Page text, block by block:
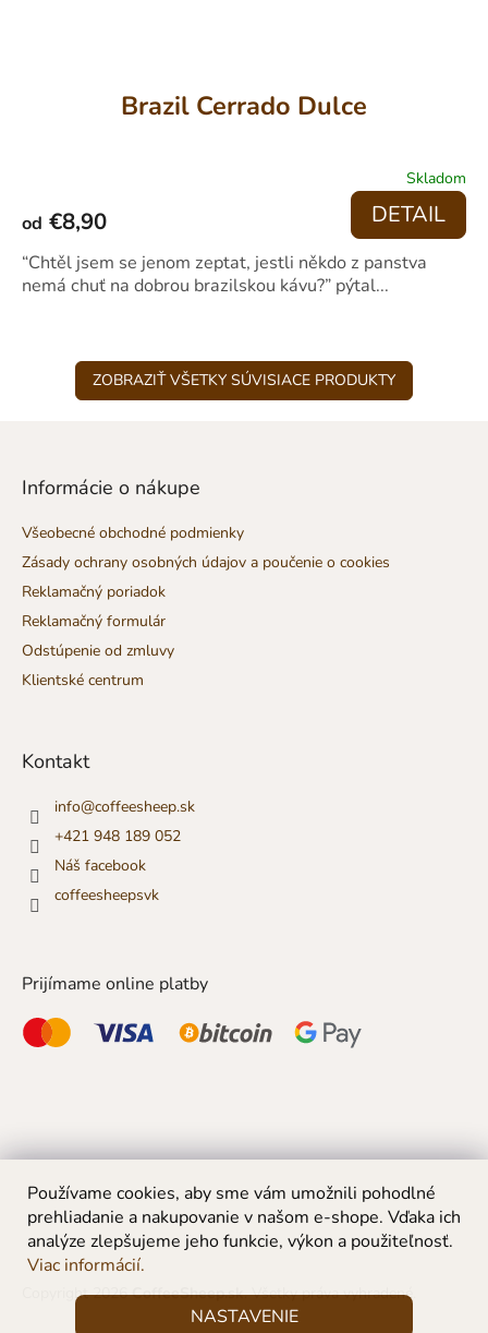
Používame cookies, aby sme vám umožnili pohodlné
prehliadanie a nakupovanie v našom e-shope. Vďaka ich
analýze zlepšujeme jeho funkcie, výkon a použiteľnosť.
Viac informácií.
NASTAVENIE
Brazil Cerrado Dulce
je
5
Skladom
od €8,90 DETAIL
“Chtěl jsem se jenom zeptat, jestli někdo z panstva
nemá chuť na dobrou brazilskou kávu?” pýtal...
ZOBRAZIŤ VŠETKY SÚVISIACE PRODUKTY
Informácie o nákupe
Všeobecné obchodné podmienky
Zásady ochrany osobných údajov a poučenie o cookies
Reklamačný poriadok
Reklamačný formulár
Odstúpenie od zmluvy
Klientské centrum
Kontakt
info@coffeesheep.sk
+421 948 189 052
Náš facebook
coffeesheepsvk
Prijímame online platby
Copyright 2026CoffeeSheep.sk. Všetky práva vyhradené.